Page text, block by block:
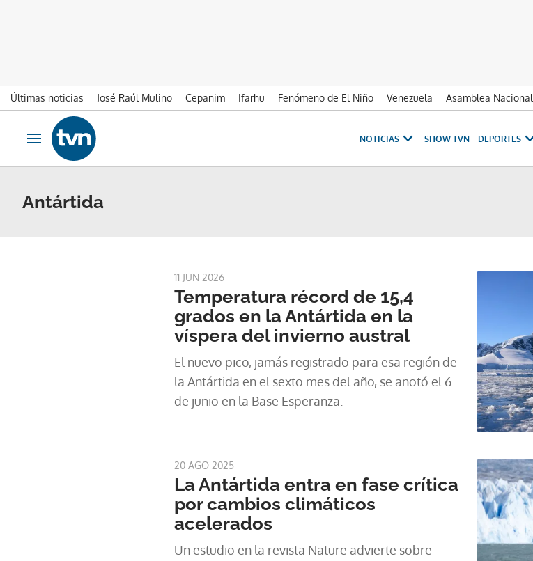
Últimas noticias José Raúl Mulino Cepanim Ifarhu Fenómeno de El Niño Venezuela Asamblea Nacional
Ir al contenido
Obrir navegació
NOTICIAS SHOW TVN DEPORTES
Antártida
11 JUN 2026
Temperatura récord de 15,4
grados en la Antártida en la
víspera del invierno austral
El nuevo pico, jamás registrado para esa región de
la Antártida en el sexto mes del año, se anotó el 6
de junio en la Base Esperanza.
20 AGO 2025
La Antártida entra en fase crítica
por cambios climáticos
acelerados
Un estudio en la revista Nature advierte sobre